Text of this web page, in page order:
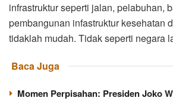
infrastruktur seperti jalan, pelabuhan,
pembangunan infastruktur kesehatan
tidaklah mudah. Tidak seperti negara
Baca Juga
Momen Perpisahan: Presiden Joko